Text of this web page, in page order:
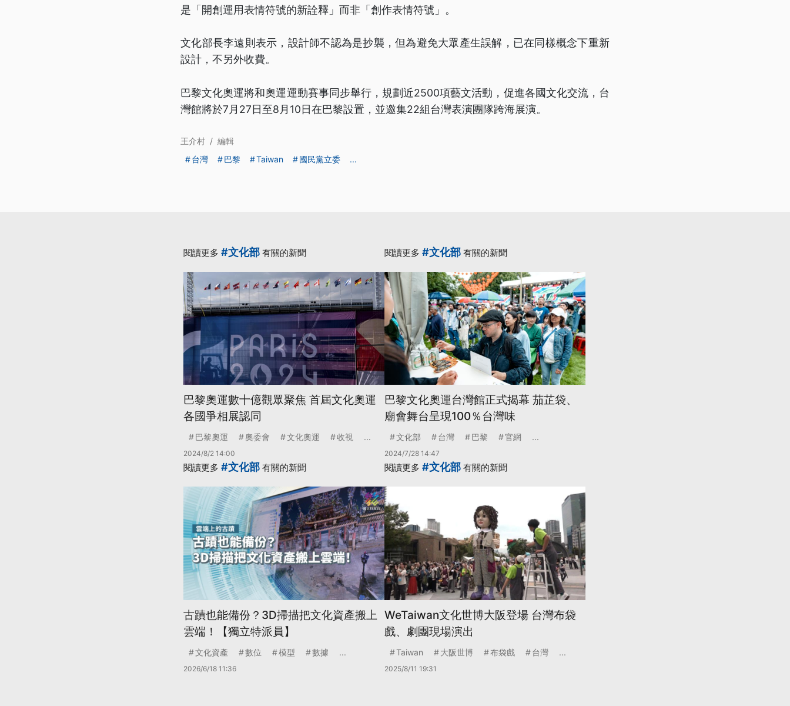
是「開創運用表情符號的新詮釋」而非「創作表情符號」。
文化部長李遠則表示，設計師不認為是抄襲，但為避免大眾產生誤解，已在同樣概念下重新
設計，不另外收費。
巴黎文化奧運將和奧運運動賽事同步舉行，規劃近2500項藝文活動，促進各國文化交流，台
灣館將於7月27日至8月10日在巴黎設置，並邀集22組台灣表演團隊跨海展演。
王介村 / 編輯
台灣
巴黎 Taiwan 國民黨立委 ...
閱讀更多 #文化部 有關的新聞
巴黎奧運數十億觀眾聚焦 首屆文化奧運
各國爭相展認同
巴黎奧運 奧委會 文化奧運 收視 ...
2024/8/2 14:00
閱讀更多 #文化部 有關的新聞
巴黎文化奧運台灣館正式揭幕 茄芷袋、
廟會舞台呈現100％台灣味
文化部 台灣 巴黎 官網 ...
2024/7/28 14:47
閱讀更多 #文化部 有關的新聞
古蹟也能備份？3D掃描把文化資產搬上
雲端！【獨立特派員】
文化資產 數位 模型 數據 ...
2026/6/18 11:36
閱讀更多 #文化部 有關的新聞
WeTaiwan文化世博大阪登場 台灣布袋
戲、劇團現場演出
Taiwan 大阪世博 布袋戲 台灣 ...
2025/8/11 19:31